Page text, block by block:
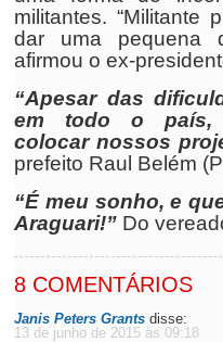
militantes. “Militante
dar uma pequena
afirmou o ex-
“Apesar das
em todo o país,
colocar nossos
prefeito Raul Belém
“É meu sonho, e
Araguari!” Do
8 COMENTÁRIOS
Janis Peters Grants disse:
13 de junho de 2015 às 09:18